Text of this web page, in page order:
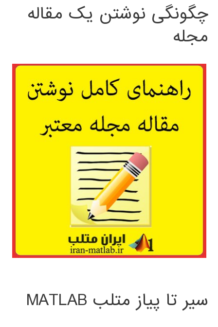
چگونگی نوشتن یک مقاله
مجله
سیر تا پیاز متلب MATLAB